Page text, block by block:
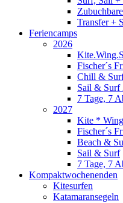
Transfer +
Feriencamps
2026
Fischer´s
Chill &
Sail & Surf
7 Tage, 7
2027
Kite *
Fischer´s
Beach &
Sail & Surf
7 Tage, 7
Kompaktwochenenden
Kitesurfen
Katamaransegeln